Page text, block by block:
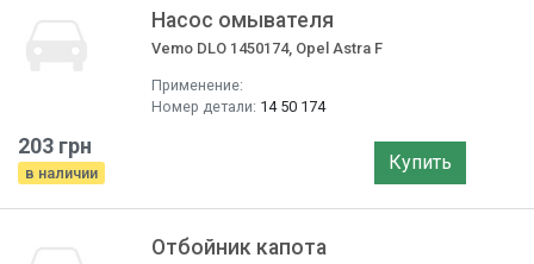
Насос омывателя
Vemo DLO 1450174, Opel Astra F
Применение:
Номер детали: 14 50 174
203 грн
в наличии Купить
Отбойник капота